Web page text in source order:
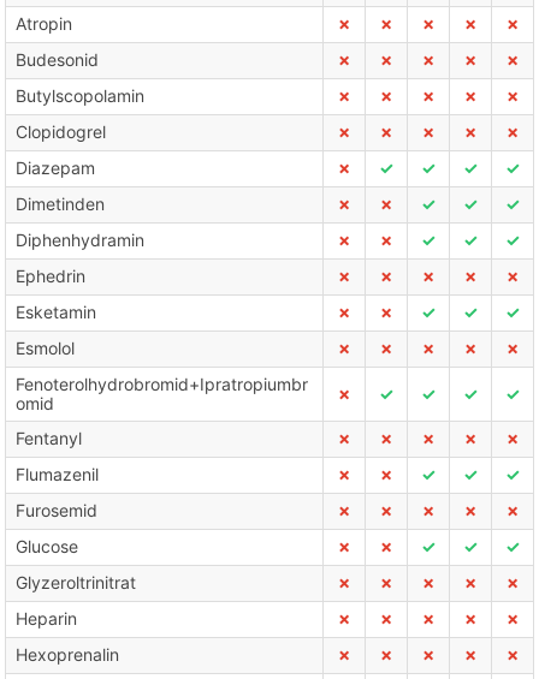
Atropin
✗ ✗ ✗ ✗
✗
Budesonid
✗ ✗ ✗ ✗
✗
Butylscopolamin
✗ ✗ ✗ ✗
✗
Clopidogrel
✗ ✗ ✗ ✗
✗
Diazepam
✗ ✓ ✓ ✓
✓
Dimetinden
✗ ✗ ✓ ✓
✓
Diphenhydramin
✗ ✗ ✓ ✓
✓
Ephedrin
✗ ✗ ✗ ✗
✗
Esketamin
✗ ✗ ✓ ✓
✓
Esmolol
✗ ✗ ✗ ✗
✗
Fenoterolhydrobromid+Ipratropiumbr
omid
✗ ✓ ✓ ✓ ✓
Fentanyl ✗ ✗ ✗ ✗
✗
Flumazenil
✗ ✗ ✓ ✓
✓
Furosemid
✗ ✗ ✗ ✗
✗
Glucose
✗ ✗ ✓ ✓
✓
Glyzeroltrinitrat
✗ ✗ ✗ ✗
✗
Heparin
✗ ✗ ✗ ✗
✗
Hexoprenalin
✗ ✗ ✗ ✗
✗